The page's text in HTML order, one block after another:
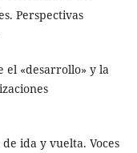
Perspectivas
el «desarrollo» y la
de ida y vuelta. Voces